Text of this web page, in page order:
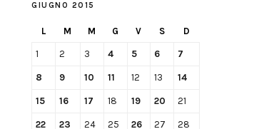
GIUGNO 2015
L M M G V S D
1 2 3 4 5 6 7
8 9 10 11 12 13 14
15 16 17 18 19 20 21
22 23 24 25 26 27 28